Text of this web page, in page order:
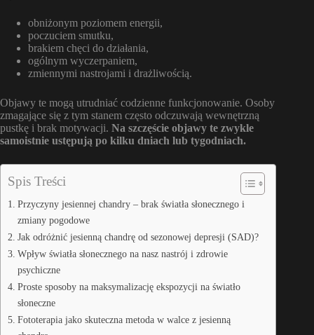
obniżonym poziomem energii,
poczuciem smutku,
brakiem chęci do działania,
ogólnym wyczerpaniem,
zmiennymi nastrojami i drażliwością.
Objawy te mogą utrudniać codzienne funkcjonowanie. Osoby
zmagające się z tym stanem często odczuwają wewnętrzną
pustkę i brak motywacji. Na szczęście objawy te zwykle
samoistnie ustępują po kilku dniach lub tygodniach.
Spis Treści
Przyczyny jesiennej chandry – brak światła słonecznego i
zmiany pogodowe
Jak odróżnić jesienną chandrę od sezonowej depresji (SAD)?
Wpływ światła słonecznego na nasz nastrój i zdrowie
psychiczne
Proste sposoby na maksymalizację ekspozycji na światło
słoneczne
Fototerapia jako skuteczna metoda w walce z jesienną